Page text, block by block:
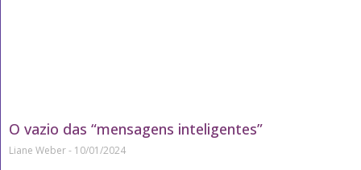
O vazio das “mensagens inteligentes”
Liane Weber 10/01/2024